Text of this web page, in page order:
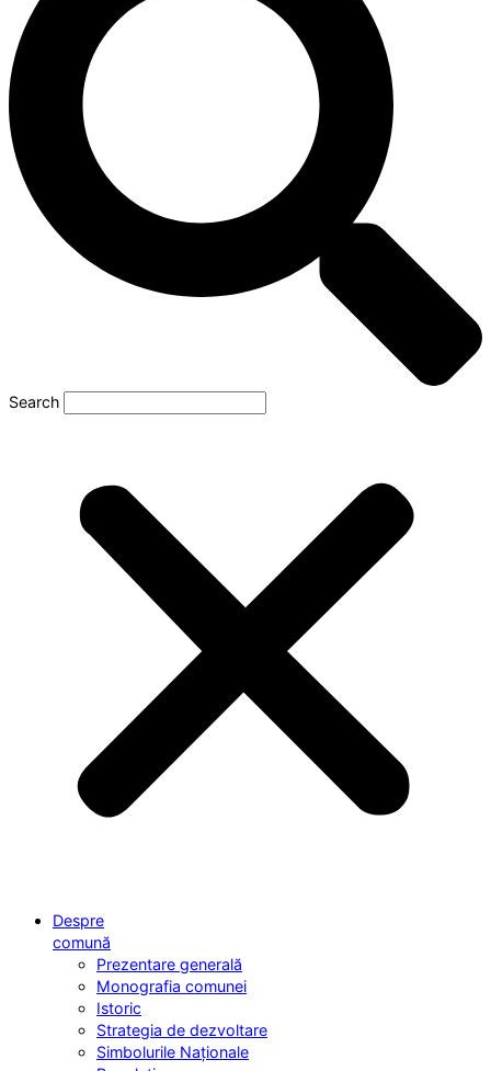
Search
Despre
comună
Prezentare generală
Monografia comunei
Istoric
Strategia de dezvoltare
Simbolurile Naționale